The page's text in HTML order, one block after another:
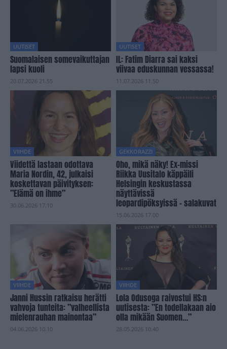
UUTISET
Suomalaisen somevaikuttajan
lapsi kuoli
20.07.2026 21.55
UUTISET
IL: Fatim Diarra sai kaksi
viivaa eduskunnan vessassa!
11.07.2026 11.50
VIIHDE
Viidettä lastaan odottava
Maria Nordin, 42, julkaisi
koskettavan päivityksen:
”Elämä on ihme”
30.06.2026 17.10
GEKKORAZZI
Oho, mikä näky! Ex-missi
Riikka Uusitalo käppäili
Helsingin keskustassa
näyttävissä
leopardipöksyissä – salakuvat
15.06.2026 17.00
VIIHDE
Janni Hussin ratkaisu herätti
vahvoja tunteita: ”valheellista
mielenrauhan mainontaa”
04.06.2026 10.10
VIIHDE
Lola Odusoga raivostui HS:n
uutisesta: ”En todellakaan aio
olla mikään Suomen…”
28.05.2026 10.40